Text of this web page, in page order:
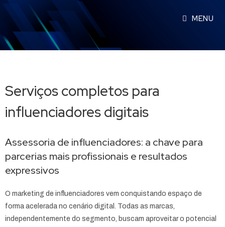
MENU
Serviços completos para
influenciadores digitais
Assessoria de influenciadores: a chave para
parcerias mais profissionais e resultados
expressivos
O marketing de influenciadores vem conquistando espaço de
forma acelerada no cenário digital. Todas as marcas,
independentemente do segmento, buscam aproveitar o potencial